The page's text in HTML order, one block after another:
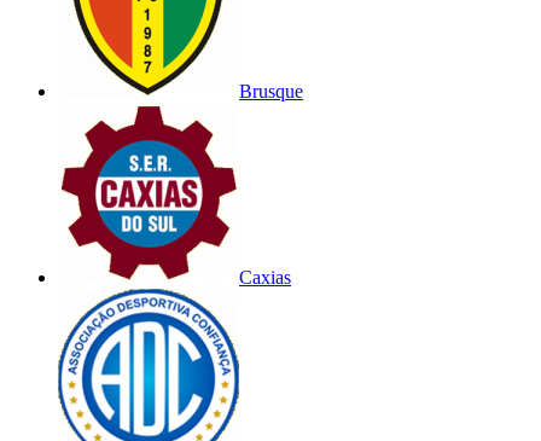
Brusque
Caxias